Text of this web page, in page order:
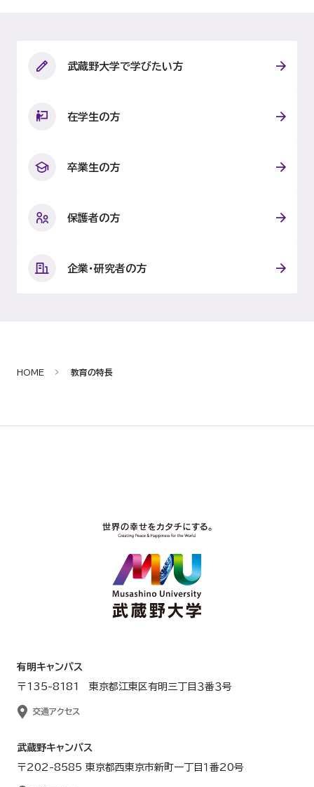
武蔵野大学で学びたい方
在学生の方
卒業生の方
保護者の方
企業・研究者の方
HOME 教育の特長
有明キャンパス
〒135-8181 東京都江東区有明三丁目３番３号
交通アクセス
武蔵野キャンパス
〒202-8585 東京都西東京市新町一丁目１番20号